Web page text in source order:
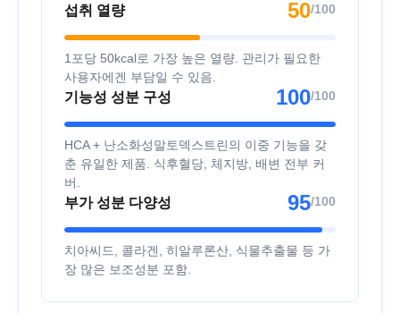
섭취 열량 50/100
1포당 50kcal로 가장 높은 열량. 관리가 필요한
사용자에겐 부담일 수 있음.
기능성 성분 구성 100/100
HCA + 난소화성말토덱스트린의 이중 기능을 갖
춘 유일한 제품. 식후혈당, 체지방, 배변 전부 커
버.
부가 성분 다양성 95/100
치아씨드, 콜라겐, 히알루론산, 식물추출물 등 가
장 많은 보조성분 포함.